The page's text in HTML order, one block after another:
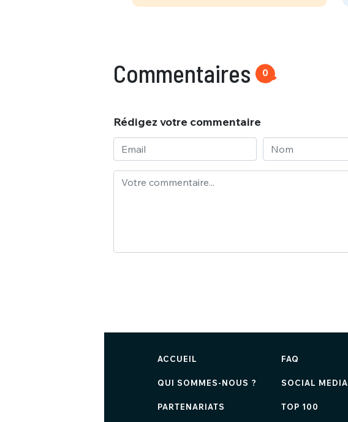
Commentaires 0
Rédigez votre commentaire
ACCUEIL
QUI SOMMES-NOUS ?
PARTENARIATS
FAQ
SOCIAL MEDIA
TOP 100